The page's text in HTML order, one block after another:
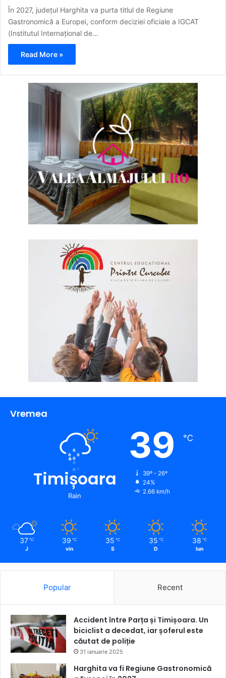
În 2027, județul Harghita va purta titlul de Regiune
Gastronomică a Europei, conform deciziei oficiale a IGCAT
(Institutul Internațional de…
Read More »
Vremea
Timișoara
Rain
39 ℃
39º - 26º
24%
2.66 km/h
37 ℃
J
39 ℃
vin
35 ℃
S
35 ℃
D
38 ℃
lun
Popular Recent
Accident între Parța și Timișoara. Un
biciclist a decedat, iar șoferul este
căutat de poliție
31 ianuarie 2025
Harghita va fi Regiune Gastronomică